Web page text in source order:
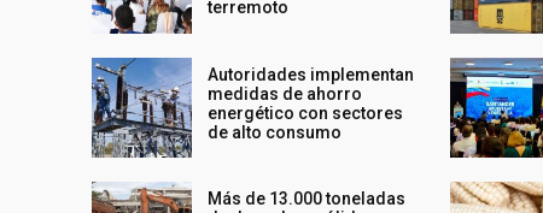
terremoto
Autoridades implementan
medidas de ahorro
energético con sectores
de alto consumo
Más de 13.000 toneladas